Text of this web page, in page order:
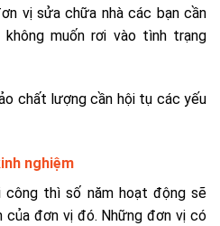
vị sửa chữa nhà các bạn cần
muốn rơi vào tình trạng
chất lượng cần hội tụ các yếu
nghiệm
thì số năm hoạt động sẽ
đơn vị đó. Những đơn vị có